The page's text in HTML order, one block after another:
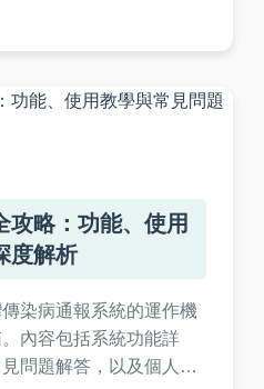
攻略：功能、使用
度解析
染病通報系統的運作機
內容包括系統功能詳
問題解答，以及個人使